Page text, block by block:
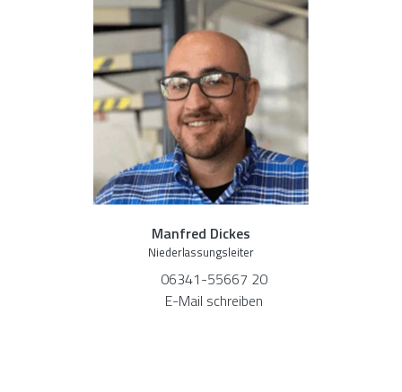
Manfred Dickes
Niederlassungsleiter
06341-55667 20
E-Mail schreiben